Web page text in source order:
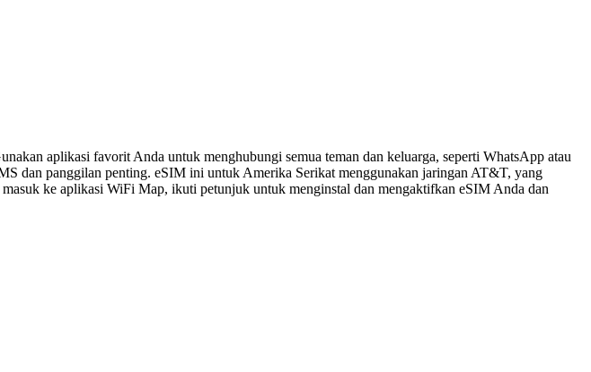
aplikasi favorit Anda untuk menghubungi semua teman dan keluarga, seperti WhatsApp atau
dan panggilan penting. eSIM ini untuk Amerika Serikat menggunakan jaringan AT&T, yang
ke aplikasi WiFi Map, ikuti petunjuk untuk menginstal dan mengaktifkan eSIM Anda dan